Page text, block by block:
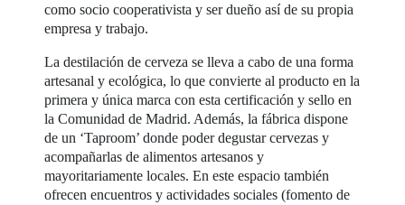
como socio cooperativista y ser dueño así de su propia
empresa y trabajo.
La destilación de cerveza se lleva a cabo de una forma
artesanal y ecológica, lo que convierte al producto en la
primera y única marca con esta certificación y sello en
la Comunidad de Madrid. Además, la fábrica dispone
de un ‘Taproom’ donde poder degustar cervezas y
acompañarlas de alimentos artesanos y
mayoritariamente locales. En este espacio también
ofrecen encuentros y actividades sociales (fomento de